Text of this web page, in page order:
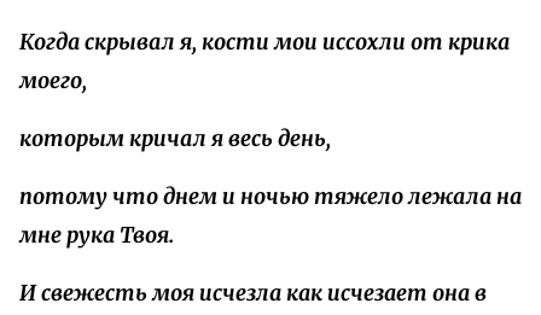
Когда скрывал я, кости мои иссохли от крика
моего,
которым кричал я весь день,
потому что днем и ночьютяжелолежалана
мнерука Твоя.
И свежесть моя исчезла какисчезает онав